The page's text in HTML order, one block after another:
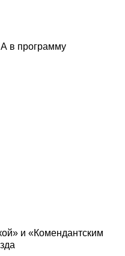
в программу
и «Комендантским